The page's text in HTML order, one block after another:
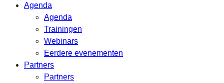
Agenda
Agenda
Trainingen
Webinars
Eerdere evenementen
Partners
Partners